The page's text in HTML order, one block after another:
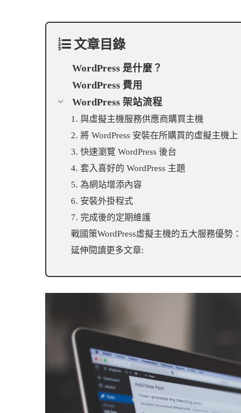
文章目錄
WordPress 是什麼？
WordPress 費用
WordPress 架站流程
1. 與虛擬主機服務供應商購買主機
2. 將 WordPress 安裝在所購買的虛擬主機上
3. 快速瀏覽 WordPress 後台
4. 套入喜好的 WordPress 主題
5. 為網站增添內容
6. 安裝外掛程式
7. 完成後的定期維護
戰國策WordPress虛擬主機的五大服務優勢：
延伸閱讀更多文章: